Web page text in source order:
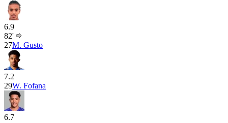
6.9
82'
27M. Gusto
7.2
29W. Fofana
6.7